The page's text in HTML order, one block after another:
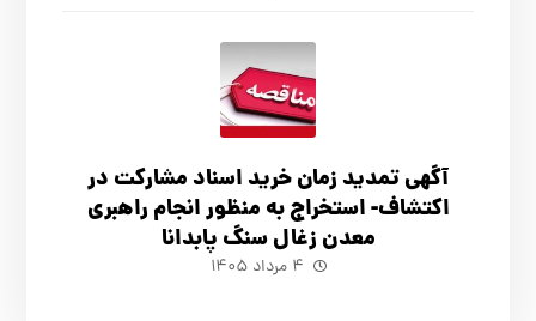
آگهي تمدید زمان خرید اسناد مشارکت در
اکتشاف- استخراج به منظور انجام راهبری
معدن زغال سنگ پابدانا
۴ مرداد ۱۴۰۵